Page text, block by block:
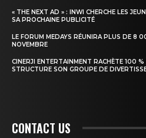
« THE NEXT AD » : INWI CHERCHE LES
SA PROCHAINE PUBLICITÉ
LE FORUM MEDAYS RÉUNIRA PLUS DE 8
NOVEMBRE
CINERJI ENTERTAINMENT RACHÈTE 100
STRUCTURE SON GROUPE DE
CONTACT US